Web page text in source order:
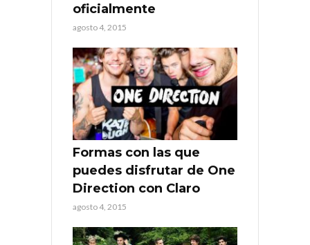
oficialmente
agosto 4, 2015
Formas con las que
puedes disfrutar de One
Direction con Claro
agosto 4, 2015